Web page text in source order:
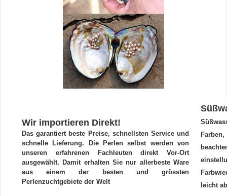
Wir importieren Direkt!
Das garantiert beste Preise, schnellsten Service und
schnelle Lieferung. Die Perlen selbst werden von
unseren erfahrenen Fachleuten direkt Vor-Ort
ausgewählt. Damit erhalten Sie nur allerbeste Ware
aus einem der besten und grössten
Perlenzuchtgebiete der Welt
leicht